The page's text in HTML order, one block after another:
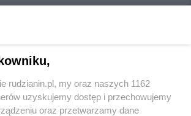
Mare w Międzyzdrojach?
rudzianin.pl, my oraz naszych 1162
uzyskujemy dostęp i przechowujemy
oraz przetwarzamy dane